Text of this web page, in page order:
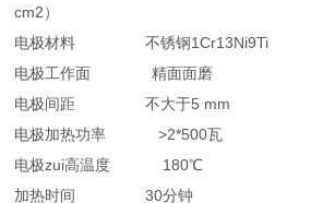
cm2）
电极材料 不锈钢1Cr13Ni9Ti
电极工作面 精面面磨
电极间距 不大于5 mm
电极加热功率 >2*500瓦
电极zui高温度 180℃
加热时间 30分钟